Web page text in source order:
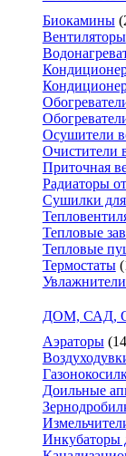
Биокамины
Вентиляторы
Осушители
Очистители
Приточная
Радиаторы
Сушилки
Тепловые
Тепловые
Термостаты
ДОМ, САД,
Аэраторы
Доильные
Инкубаторы